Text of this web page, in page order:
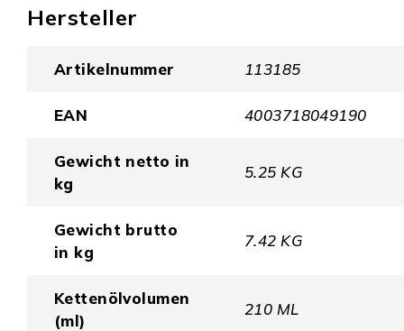
Hersteller
Artikelnummer 113185
EAN 4003718049190
Gewicht netto in
kg
5.25 KG
Gewicht brutto
in kg
7.42 KG
Kettenölvolumen
(ml)
210 ML